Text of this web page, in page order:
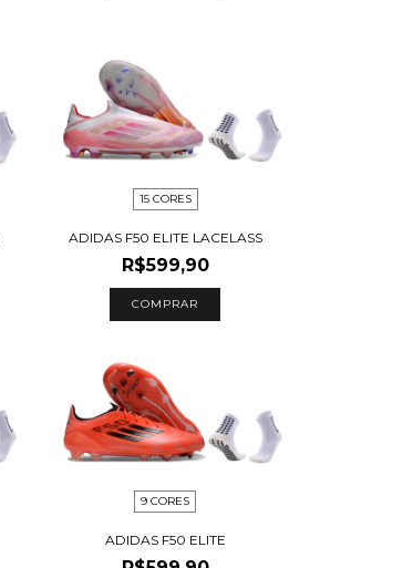
15 CORES
ADIDAS F50 ELITE LACELASS
R$599,90
COMPRAR
9 CORES
ADIDAS F50 ELITE